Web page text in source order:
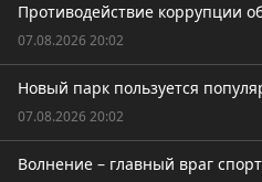
Противодействие коррупции
07.08.2026 20:02
Новый парк пользуется
07.08.2026 20:02
Волнение – главный враг